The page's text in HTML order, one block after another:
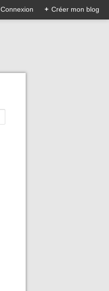
Connexion + Créer mon blog